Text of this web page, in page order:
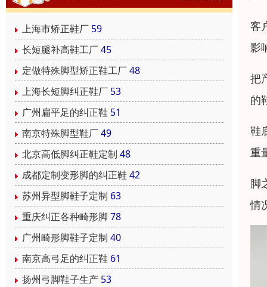
上海市矫正鞋厂 59
长短腿补高鞋工厂45
定做特殊脚型矫正鞋工厂48
上海长短脚纠正鞋厂 53
广州扁平足的纠正鞋 51
南京特殊脚型鞋厂49
北京高低脚纠正鞋定制 48
成都定制变形脚的纠正鞋 42
苏州异型脚鞋子定制 63
重庆纠正各种畸形脚 78
广州畸形脚鞋子定制 40
南京高弓足的纠正鞋 61
扬州弓脚鞋子生产 53
客
影
把
的
鞋
重
脚
情